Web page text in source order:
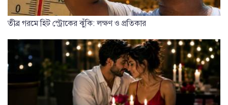
তীব্র গরমে হিট স্ট্রোকের ঝুঁকি: লক্ষণ ও প্রতিকার